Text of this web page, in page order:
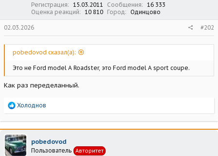
Регистрация 15.03.2011 Сообщения
16 333
Оценка реакций
10 810 Город Одинцово
02.03.2026 #202
pobedovod сказал(а):
Это не Ford model A Roadster, это Ford model A sport coupe.
Как раз переделанный.
Р
а
к
ц
и
и
Холоднов
pobedovod
Пользователь Авторитет